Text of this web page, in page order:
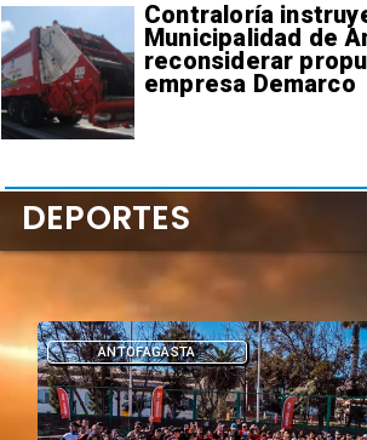
Contraloría
Municipalidad de
reconsiderar
empresa Demarco
ANTOFAGASTA
DEPORTES